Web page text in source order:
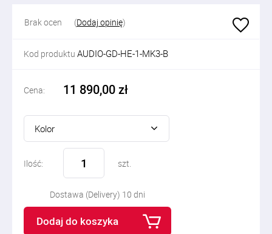
Brak ocen (Dodaj opinię)
Kod produktu AUDIO-GD-HE-1-MK3-B
Cena: 11 890,00 zł
Kolor
Ilość: szt.
Dostawa (Delivery) 10 dni
Dodaj do koszyka